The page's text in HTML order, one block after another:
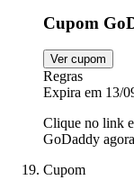
Cupom
Ver cupom
Regras
Expira em 13/
Clique no link
GoDaddy
Cupom